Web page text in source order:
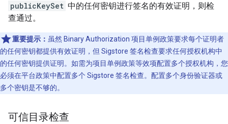
publicKeySet 中的任何密钥进行签名的有效证明，则检
查通过。
重要提示： 虽然 Binary Authorization 项目单例政策要求每个证明者
的任何密钥都提供有效证明，但 Sigstore 签名检查要求任何授权机构中
的任何密钥提供证明。如需为项目单例政策等效项配置多个授权机构，您
必须在平台政策中配置多个 Sigstore 签名检查。配置多个身份验证器或
多个密钥是不够的。
可信目录检查